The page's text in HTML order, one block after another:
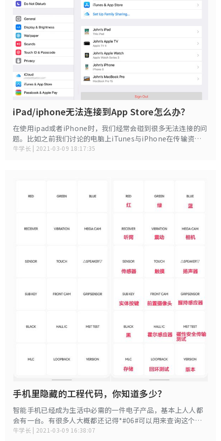
iPad/iphone无法连接到App Store怎么办？
在使用ipad或者iPhone时，我们经常会碰到很多无法连接的问
题。比如之前我们讨论的电脑上iTunes与iPhone在传输资料
连接失败的问题《手机传输视频至电脑，iTunes与iPhone连
iPhone连接，那些好玩的游戏和好玩的APP都是没有办法下载
的，那不得了了。所以，今天，我们来讨论另外一个设备与服
题和解决办法。
牛学长 | 2021-03-09 18:17:35
手机里隐藏的工程代码，你知道多少？
智能手机已经成为生活中必需的一件电子产品，基本上人人都
会有一台。有很多人大概都还记得*#06#可以用来查询这个手
机的身份证号码，用来辨别这个手机是不是原厂机。还有
牛学长 | 2021-03-09 16:38:07